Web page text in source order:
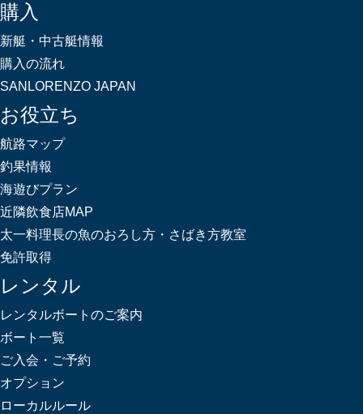
購入
新艇・中古艇情報
購入の流れ
SANLORENZO JAPAN
お役立ち
航路マップ
釣果情報
海遊びプラン
近隣飲食店MAP
太一料理長の魚のおろし方・さばき方教室
免許取得
レンタル
レンタルボートのご案内
ボート一覧
ご入会・ご予約
オプション
ローカルルール